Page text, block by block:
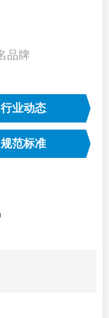
品牌
行业动态
规范标准